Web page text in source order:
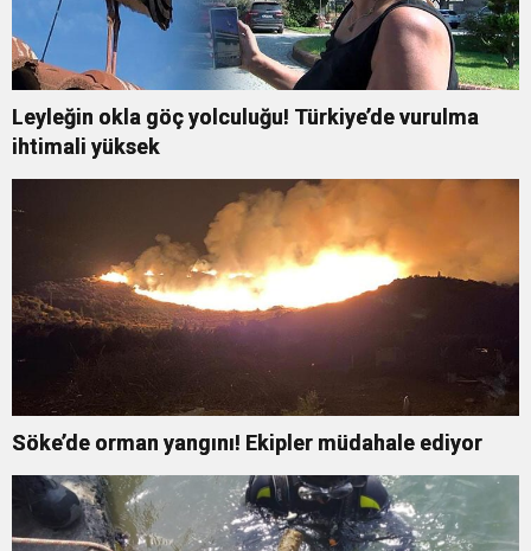
Leyleğin okla göç yolculuğu! Türkiye’de vurulma
ihtimali yüksek
Söke’de orman yangını! Ekipler müdahale ediyor